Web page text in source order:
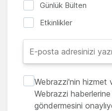
Günlük Bülten
Etkinlikler
Webrazzi'nin hizmet
Webrazzi
göndermesini